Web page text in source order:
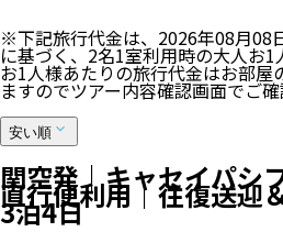
※下記旅行代金は、 2026年08月08
に基づく、2名1室利用時の大人お1
お1人様あたりの旅行代金はお部屋
ますのでツアー内容確認画面でご
安い順
関空発｜キャセイパシ
直行便利用｜往復送迎
3泊4日